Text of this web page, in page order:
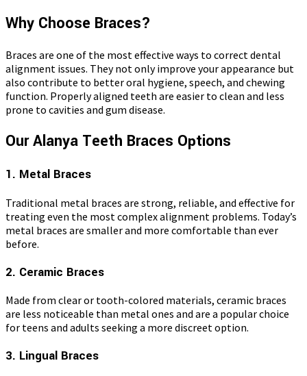
Why Choose Braces?
Braces are one of the most effective ways to correct dental
alignment issues. They not only improve your appearance but
also contribute to better oral hygiene, speech, and chewing
function. Properly aligned teeth are easier to clean and less
prone to cavities and gum disease.
Our Alanya Teeth Braces Options
1. Metal Braces
Traditional metal braces are strong, reliable, and effective for
treating even the most complex alignment problems. Today’s
metal braces are smaller and more comfortable than ever
before.
2. Ceramic Braces
Made from clear or tooth-colored materials, ceramic braces
are less noticeable than metal ones and are a popular choice
for teens and adults seeking a more discreet option.
3. Lingual Braces